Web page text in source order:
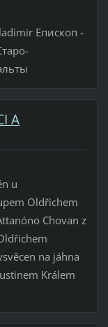
Епископ -
A
u
Oldřichem
Chovan z
na jáhna
Králem